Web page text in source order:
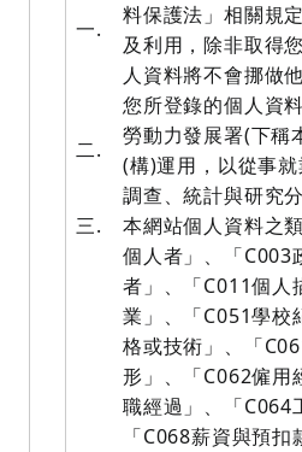
一.
料保護法」相關規
及利用，除非取得
人資料將不會挪做他
二.
您所登錄的個人資
勞動力發展署(下稱
(構)運用，以從事
調查、統計與研究
三.
本網站個人資料之
個人者」、「C003
者」、「C011個人
業」、「C051學校
格或技術」、「
形」、「C062僱用
職經過」、「C064
「C068薪資與預